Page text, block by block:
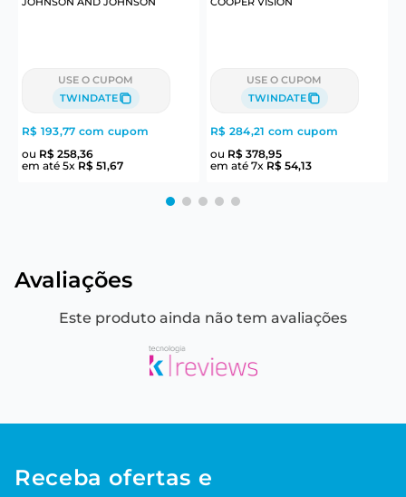
USE O CUPOM
TWINDATE
R$ 193,77 com cupom
ou R$ 258,36
em até 5x R$ 51,67
USE O CUPOM
TWINDATE
R$ 284,21 com cupom
ou R$ 378,95
em até 7x R$ 54,13
Avaliações
Este produto ainda não tem avaliações
Receba ofertas e